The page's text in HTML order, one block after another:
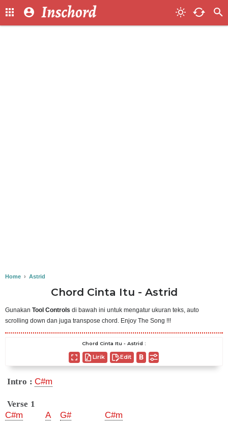
Home › Astrid
Chord Cinta Itu - Astrid
Gunakan Tool Controls di bawah ini untuk mengatur ukuran teks, auto
scrolling down dan juga transpose chord. Enjoy The Song !!!
Chord Cinta Itu - Astrid :
Lirik Edit
Intro : C#m
Verse 1
C#m
A G#
C#m